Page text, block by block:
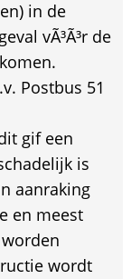
in de
vÃ³Ã³r de
Postbus 51
gif een
is
aanraking
en meest
wordt